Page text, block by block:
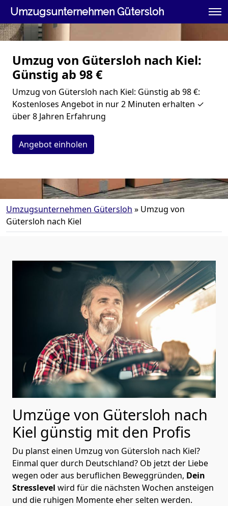
Umzugsunternehmen Gütersloh
Umzug von Gütersloh nach Kiel:
Günstig ab 98 €
Umzug von Gütersloh nach Kiel: Günstig ab 98 €:
Kostenloses Angebot in nur 2 Minuten erhalten ✓
über 8 Jahren Erfahrung
Angebot einholen
Umzugsunternehmen Gütersloh » Umzug von
Gütersloh nach Kiel
Umzüge von Gütersloh nach
Kiel günstig mit den Profis
Du planst einen Umzug von Gütersloh nach Kiel?
Einmal quer durch Deutschland? Ob jetzt der Liebe
wegen oder aus beruflichen Beweggründen, Dein
Stresslevel wird für die nächsten Wochen ansteigen
und die ruhigen Momente eher selten werden.